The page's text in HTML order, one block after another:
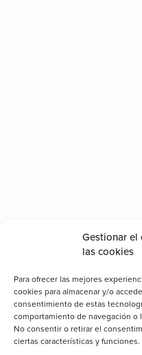
Gestionar el
las cookies
Para ofrecer las mejores
cookies para almacenar y/o
consentimiento de estas
comportamiento de navegación o
No consentir o retirar el
ciertas características y funciones.